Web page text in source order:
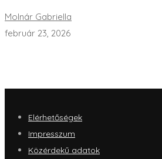
Molnár Gabriella
február 23, 2026
Elérhetőségek
Impresszum
Közérdekű adatok